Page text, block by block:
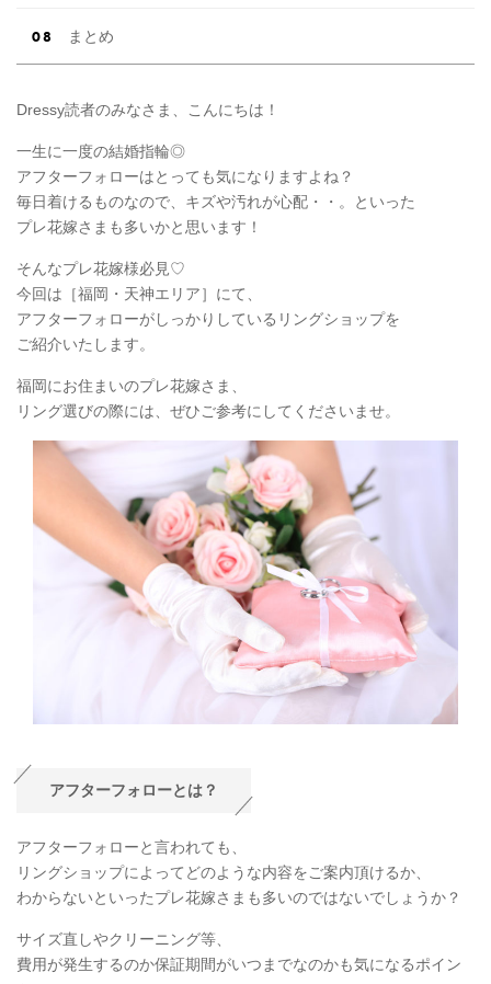
まとめ
Dressy読者のみなさま、こんにちは！
一生に一度の結婚指輪◎
アフターフォローはとっても気になりますよね？
毎日着けるものなので、キズや汚れが心配・・。といった
プレ花嫁さまも多いかと思います！
そんなプレ花嫁様必見♡
今回は［福岡・天神エリア］にて、
アフターフォローがしっかりしているリングショップを
ご紹介いたします。
福岡にお住まいのプレ花嫁さま、
リング選びの際には、ぜひご参考にしてくださいませ。
アフターフォローとは？
アフターフォローと言われても、
リングショップによってどのような内容をご案内頂けるか、
わからないといったプレ花嫁さまも多いのではないでしょうか？
サイズ直しやクリーニング等、
費用が発生するのか保証期間がいつまでなのかも気になるポイン